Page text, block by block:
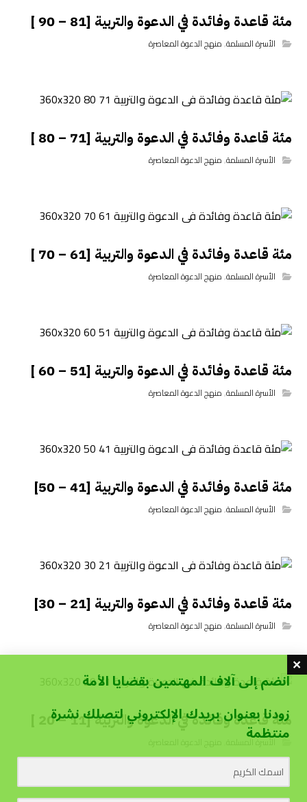
مئة قاعدة وفائدة في الدعوة والتربية [81 – 90 ]
الأسرة المسلمة,منهج الدعوة المعاصرة
مئة قاعدة وفائدة في الدعوة والتربية [71 – 80 ]
الأسرة المسلمة,منهج الدعوة المعاصرة
مئة قاعدة وفائدة في الدعوة والتربية [61 – 70 ]
الأسرة المسلمة,منهج الدعوة المعاصرة
مئة قاعدة وفائدة في الدعوة والتربية [51 – 60 ]
الأسرة المسلمة,منهج الدعوة المعاصرة
مئة قاعدة وفائدة في الدعوة والتربية [41 – 50]
الأسرة المسلمة,منهج الدعوة المعاصرة
مئة قاعدة وفائدة في الدعوة والتربية [21 – 30]
الأسرة المسلمة,منهج الدعوة المعاصرة
مئة قاعدة وفائدة في الدعوة والتربية [11 – 20 ]
الأسرة المسلمة
انضم إلى آلاف المهتمين بقضايا الأمة
زودنا بعنوان بريدك الإلكتروني لتصلك نشرة
منتظمة